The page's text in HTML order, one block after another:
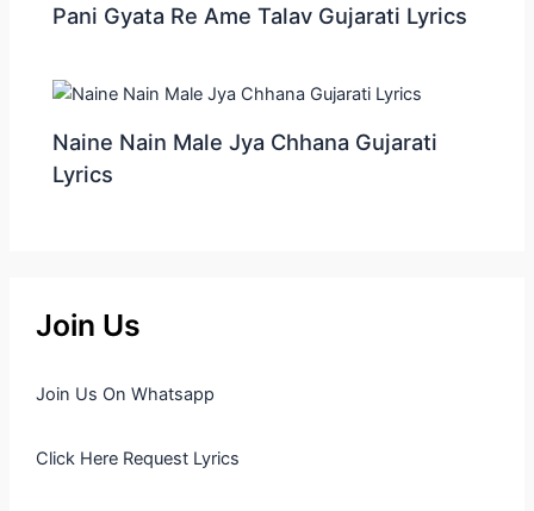
Pani Gyata Re Ame Talav Gujarati Lyrics
Naine Nain Male Jya Chhana Gujarati
Lyrics
Join Us
Join Us On Whatsapp
Click Here Request Lyrics